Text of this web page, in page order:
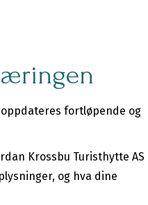
fortløpende og
Krossbu Turisthytte AS
og hva dine